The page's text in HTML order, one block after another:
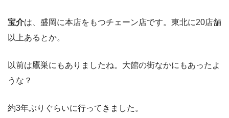
宝介は、盛岡に本店をもつチェーン店です。東北に20店舗
以上あるとか。
以前は鷹巣にもありましたね。大館の街なかにもあったよ
うな？
約3年ぶりぐらいに行ってきました。